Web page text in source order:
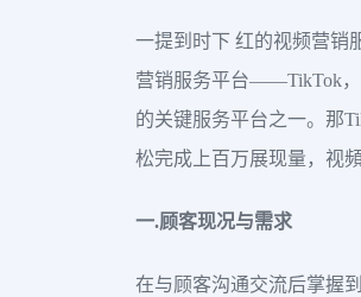
一提到时下 红的视频营销
营销服务平台——TikTok，
的关键服务平台之一。那
松完成上百万展现量，视
一.顾客现况与需求
在与顾客沟通交流后掌握